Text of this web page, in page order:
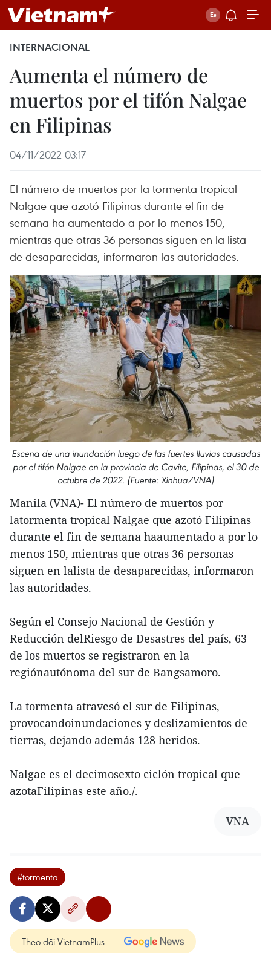
INTERNACIONAL
Aumenta el número de
muertos por el tifón Nalgae
en Filipinas
04/11/2022 03:17
El número de muertos por la tormenta tropical
Nalgae que azotó Filipinas durante el fin de
semana ha aumentado a por lo menos 150,
mientras que otras 36 personas siguen en la lista
de desaparecidas, informaron las autoridades.
Escena de una inundación luego de las fuertes lluvias causadas
por el tifón Nalgae en la provincia de Cavite, Filipinas, el 30 de
octubre de 2022. (Fuente: Xinhua/VNA)
Manila (VNA)- El número de muertos por
latormenta tropical Nalgae que azotó Filipinas
durante el fin de semana haaumentado a por lo
menos 150, mientras que otras 36 personas
siguen en lalista de desaparecidas, informaron
las autoridades.
Según el Consejo Nacional de Gestión y
Reducción delRiesgo de Desastres del país, 63
de los muertos se registraron en la
regiónautónoma del sur de Bangsamoro.
La tormenta atravesó el sur de Filipinas,
provocandoinundaciones y deslizamientos de
tierras, dejando además 128 heridos.
Nalgae es el decimosexto ciclón tropical que
azotaFilipinas este año./.
VNA
#tormenta
Theo dõi VietnamPlus